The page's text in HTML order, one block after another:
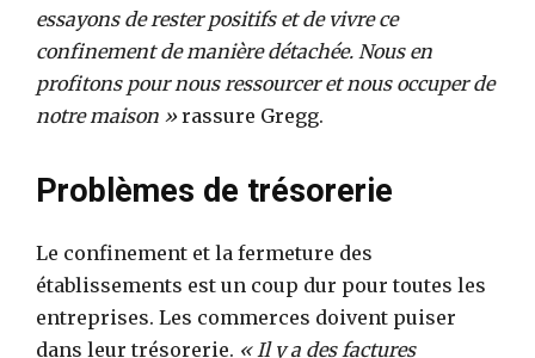
essayons de rester positifs et de vivre ce
confinement de manière détachée. Nous en
profitons pour nous ressourcer et nous occuper de
notre maison »rassure Gregg.
Problèmes de trésorerie
Le confinement et la fermeture des
établissements est un coup dur pour toutes les
entreprises. Les commerces doivent puiser
dans leur trésorerie. « Il y a des factures